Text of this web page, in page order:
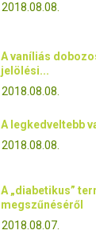
2018.08.08.
A vaníliás
jelölési...
2018.08.08.
A legkedveltebb
2018.08.08.
A „diabetikus”
megszűnéséről
2018.08.07.